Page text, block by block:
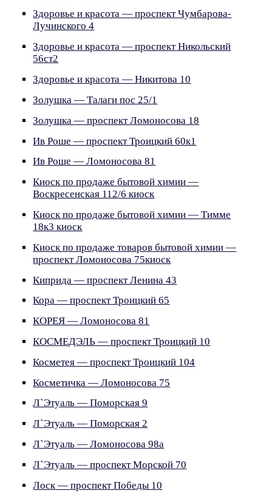
Здоровье и красота — проспект Чумбарова-
Лучинского 4
Здоровье и красота — проспект Никольский
56ст2
Здоровье и красота — Никитова 10
Золушка — Талаги пос 25/1
Золушка — проспект Ломоносова 18
Ив Роше — проспект Троицкий 60к1
Ив Роше — Ломоносова 81
Киоск по продаже бытовой химии —
Воскресенская 112/6 киоск
Киоск по продаже бытовой химии — Тимме
18к3 киоск
Киоск по продаже товаров бытовой химии —
проспект Ломоносова 75киоск
Киприда — проспект Ленина 43
Кора — проспект Троицкий 65
КОРЕЯ — Ломоносова 81
КОСМЕДЭЛЬ — проспект Троицкий 10
Косметея — проспект Троицкий 104
Косметичка — Ломоносова 75
Л`Этуаль — Поморская 9
Л`Этуаль — Поморская 2
Л`Этуаль — Ломоносова 98а
Л`Этуаль — проспект Морской 70
Лоск — проспект Победы 10